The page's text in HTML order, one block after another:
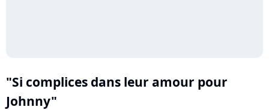
"Si complices dans leur amour pour
Johnny"